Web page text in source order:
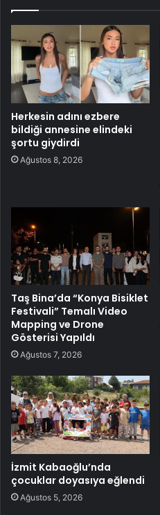
Herkesin adını ezbere
bildiği annesine elindeki
şortu giydirdi
Ağustos 8, 2026
Taş Bina’da “Konya Bisiklet
Festivali” Temalı Video
Mapping ve Drone
Gösterisi Yapıldı
Ağustos 7, 2026
İzmit Kabaoğlu’nda
çocuklar doyasıya eğlendi
Ağustos 5, 2026